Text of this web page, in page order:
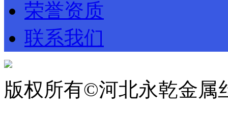
荣誉资质
联系我们
版权所有©河北永乾金属